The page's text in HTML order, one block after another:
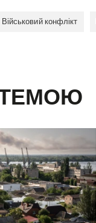
Військовий конфлікт
ТЕМОЮ